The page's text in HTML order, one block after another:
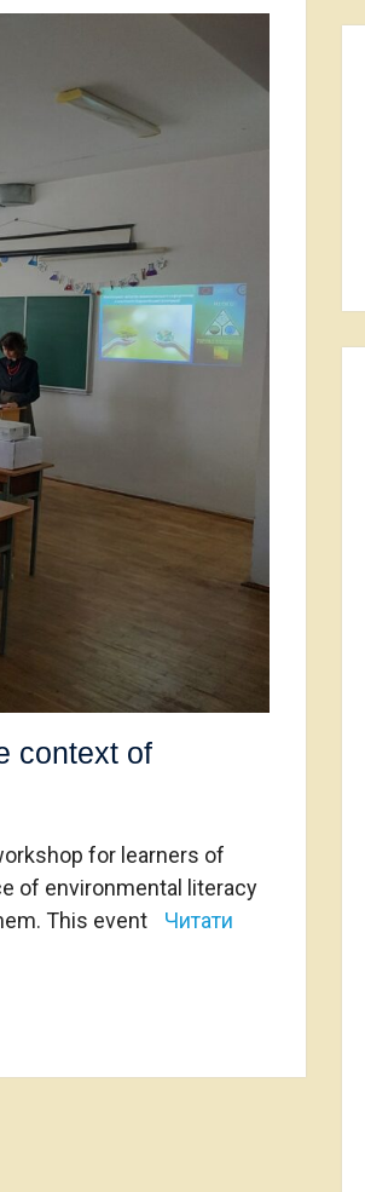
context of
for learners of
of environmental literacy
This event
Читати